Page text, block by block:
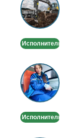
спецтехники
в
Москве
Исполнитель
Выведение
из
запоя.
Капельница,
Исполнитель